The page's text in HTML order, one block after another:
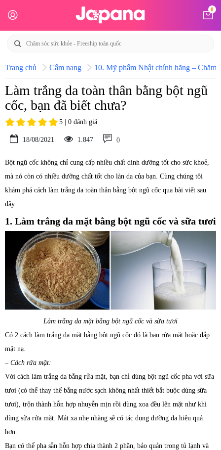
0
Trang chủ Cẩm nang 10. Mỹ phẩm Nhật chính hãng – Chăm
Làm trắng da toàn thân bằng bột ngũ
cốc, bạn đã biết chưa?
5 | 0 đánh giá
18/08/2021 1.847 0
Bột ngũ cốc không chỉ cung cấp nhiều chất dinh dưỡng tốt cho sức khoẻ,
mà nó còn có nhiều dưỡng chất tốt cho làn da của bạn. Cùng chúng tôi
khám phá cách làm trắng da toàn thân bằng bột ngũ cốc qua bài viết sau
đây.
1. Làm trắng da mặt bằng bột ngũ cốc và sữa tươi
Làm trắng da mặt bằng bột ngũ cốc và sữa tươi
Có 2 cách làm trắng da mặt bằng bột ngũ cốc đó là bạn rửa mặt hoặc đắp
mặt nạ.
– Cách rửa mặt:
Với cách làm trắng da bằng rửa mặt, bạn chỉ dùng bột ngũ cốc pha với sữa
tươi (có thể thay thế bằng nước sạch không nhất thiết bắt buộc dùng sữa
tươi), trộn thành hỗn hợp nhuyễn mịn rồi dùng xoa đều lên mặt như khi
dùng sữa rửa mặt. Mát xa nhẹ nhàng sẽ có tác dụng dưỡng da hiệu quả
hơn.
Bạn có thể pha sẵn hỗn hợp chia thành 2 phần, bảo quản trong tủ lạnh và